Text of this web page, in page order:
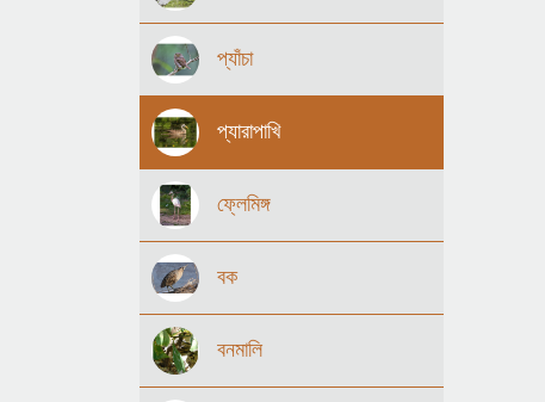
প্যাঁচা
প্যারাপাখি
ফ্লেমিঙ্গ
বক
বনমালি